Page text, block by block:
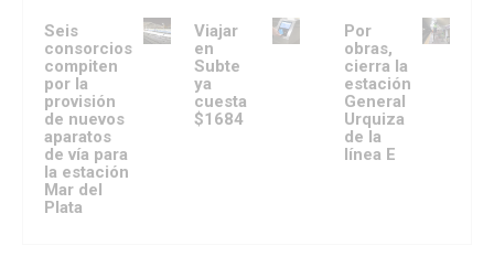
Seis
consorcios
compiten
por la
provisión
de nuevos
aparatos
de vía para
la estación
Mar del
Plata
Viajar
en
Subte
ya
cuesta
$1684
Por
obras,
cierra la
estación
General
Urquiza
de la
línea E